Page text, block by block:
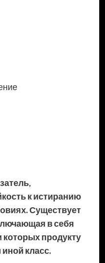
к истиранию
Существует
в себя
продукту
класс.